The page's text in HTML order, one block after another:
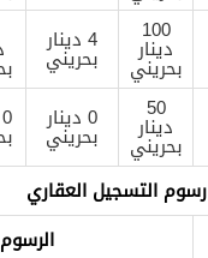
100
دينار
بحريني
4 دينار
بحريني
50
دينار
بحريني
0 دينار
بحريني
رسوم التسجيل العقاري
الرسوم